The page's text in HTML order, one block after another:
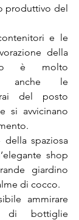
produttivo del
e le
della
è molto
anche le
del posto
si avvicinano
della spaziosa
shop
giardino
di cocco.
ammirare
di bottiglie